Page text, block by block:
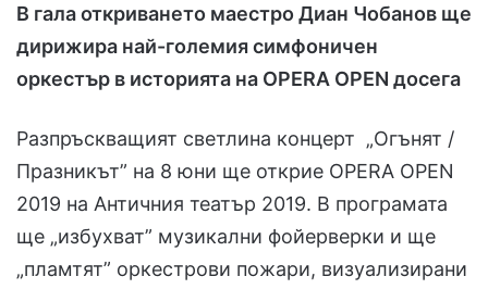
В гала откриването маестро Диан Чобанов ще
дирижира най-големия симфоничен
оркестър в историята на OPERA OPEN досега
Разпръскващият светлина концерт „Огънят /
Празникът” на 8 юни ще открие OPERA OPEN
2019 на Античния театър 2019. В програмата
ще „избухват” музикални фойерверки и ще
„пламтят” оркестрови пожари, визуализирани